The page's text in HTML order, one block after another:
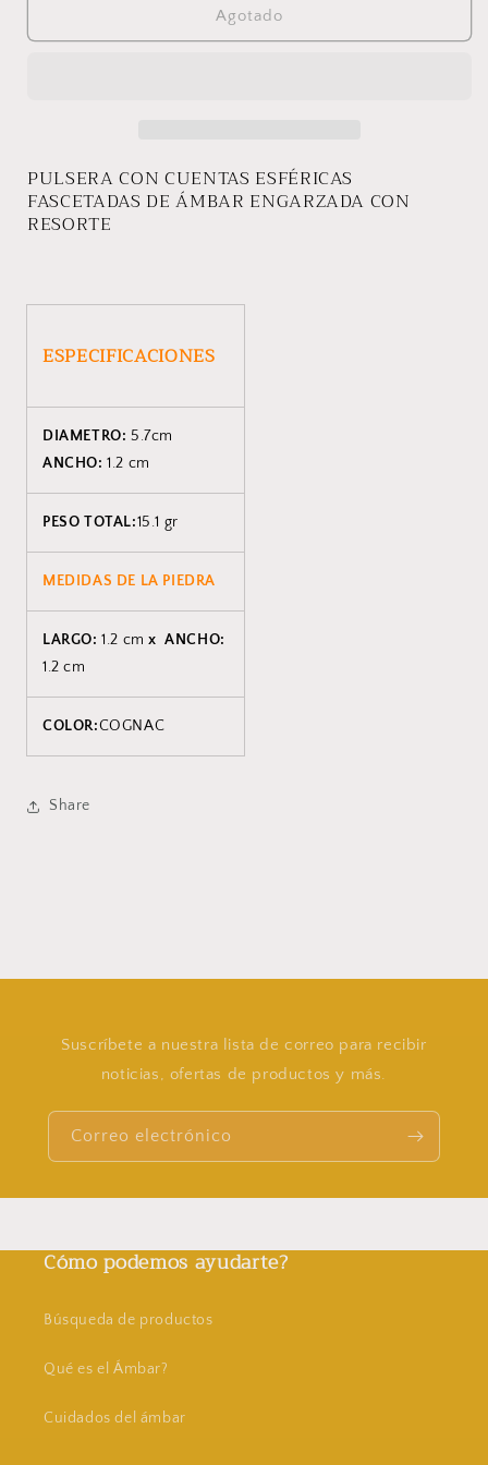
ALYSSA
PULSERA
ALYSSA
Agotado
PULSERA CON CUENTAS ESFÉRICAS
FASCETADAS DE ÁMBAR ENGARZADA CON
RESORTE
ESPECIFICACIONES
DIAMETRO: 5.7cm
ANCHO:1.2 cm
PESO TOTAL:15.1 gr
MEDIDAS DE LA PIEDRA
LARGO:1.2 cmx ANCHO:
1.2 cm
COLOR:COGNAC
Share
Suscríbete a nuestra lista de correo para recibir
noticias, ofertas de productos y más.
Correo electrónico
Cómo podemos ayudarte?
Búsqueda de productos
Qué es el Ámbar?
Cuidados del ámbar